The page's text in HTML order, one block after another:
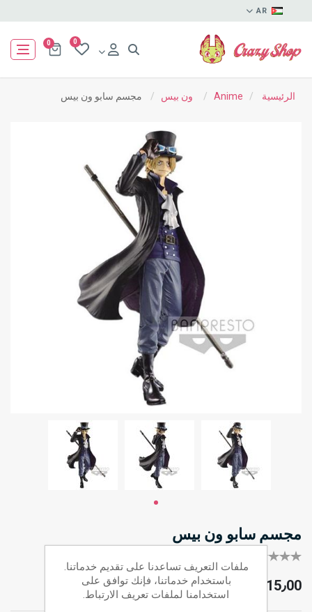
AR
0
0
الرئيسية /
Anime
/ ون بيس / مجسم سابو ون بيس
مجسم سابو ون بيس
JOD 15٫00
ملفات التعريف تساعدنا على تقديم خدماتنا.
باستخدام خدماتنا، فإنك توافق على
استخدامنا لملفات تعريف الارتباط.